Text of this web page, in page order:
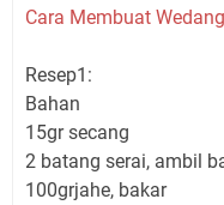
Cara Membuat
Resep1:
Bahan
15gr secang
2 batang serai, ambil
100grjahe, bakar